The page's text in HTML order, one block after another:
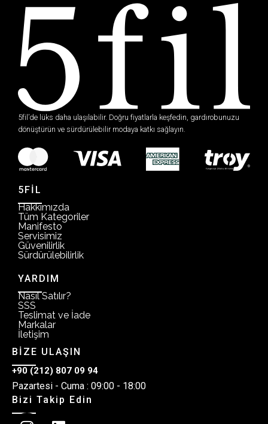
5fil’de lüks daha ulaşılabilir. Doğru fiyatlarla keşfedin, gardırobunuzu
dönüştürün ve sürdürülebilir modaya katkı sağlayın.
5FİL
Hakkımızda
Tüm Kategoriler
Manifesto
Servisimiz
Güvenilirlik
Sürdürülebilirlik
YARDIM
Nasıl Satılır?
SSS
Teslimat ve İade
Markalar
İletişim
BİZE ULAŞIN
+90 (212) 807 09 94
Pazartesi - Cuma : 09:00 - 18:00
Bizi Takip Edin